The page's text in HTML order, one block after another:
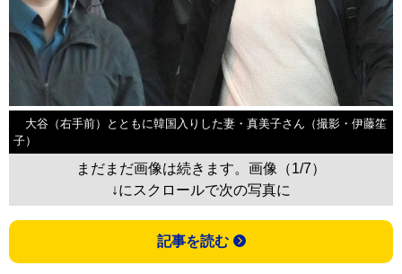
大谷（右手前）とともに韓国入りした妻・真美子さん（撮影・伊藤笙
子）
まだまだ画像は続きます。画像（1/7）
↓にスクロールで次の写真に
記事を読む